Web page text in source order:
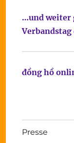
…und weiter
Verbandstag
đồng hồ
Presse